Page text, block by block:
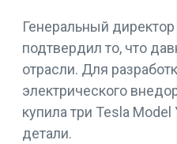
Генеральный
подтвердил то, что
отрасли. Для
электрического
купила три Tesla Model
детали.